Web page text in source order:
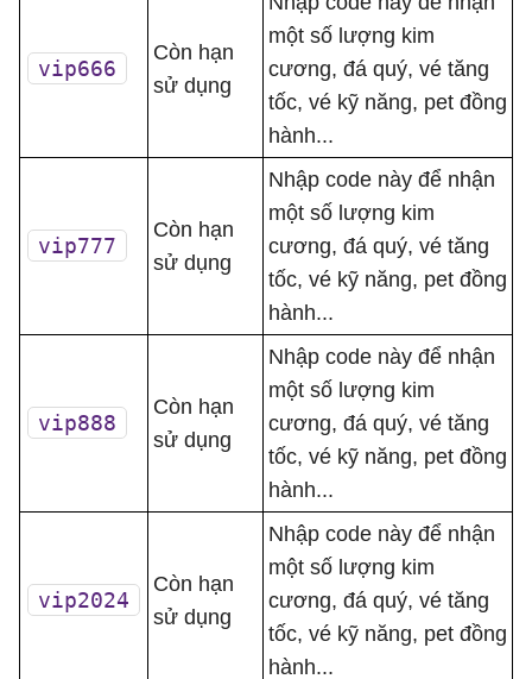
vip666
Còn hạn
sử dụng
một số lượng kim
cương, đá quý, vé tăng
tốc, vé kỹ năng, pet đồng
hành...
vip777
Còn hạn
sử dụng
Nhập code này để nhận
một số lượng kim
cương, đá quý, vé tăng
tốc, vé kỹ năng, pet đồng
hành...
vip888
Còn hạn
sử dụng
Nhập code này để nhận
một số lượng kim
cương, đá quý, vé tăng
tốc, vé kỹ năng, pet đồng
hành...
vip2024
Còn hạn
sử dụng
Nhập code này để nhận
một số lượng kim
cương, đá quý, vé tăng
tốc, vé kỹ năng, pet đồng
hành...